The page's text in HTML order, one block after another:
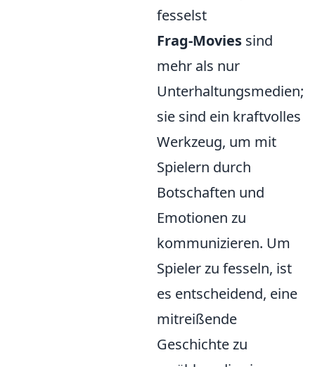
fesselst
Frag-Movies sind
mehr als nur
Unterhaltungsmedien;
sie sind ein kraftvolles
Werkzeug, um mit
Spielern durch
Botschaften und
Emotionen zu
kommunizieren. Um
Spieler zu fesseln, ist
es entscheidend, eine
mitreißende
Geschichte zu